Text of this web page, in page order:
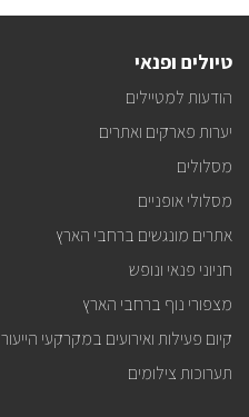
במייל
טיולים ופנאי
הודעות למטיילים
יערות פארקים ואתרים
מסלולים
מסלולי אופניים
אתרים מונגשים ברחבי הארץ
חניוני פנאי ונופש
מצפורי נוף ברחבי הארץ
קיום פעילות ואירועים במקרקעי הייעור
תערוכות צילומים